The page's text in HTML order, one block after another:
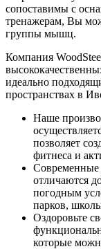
сопоставимы с
тренажерам, Вы
группы мышц.
Компания
идеально
пространствах в
Наше
позволяет
фитнеса и
Современные
отличаются
погодным
парков,
Оздоровьте
которые